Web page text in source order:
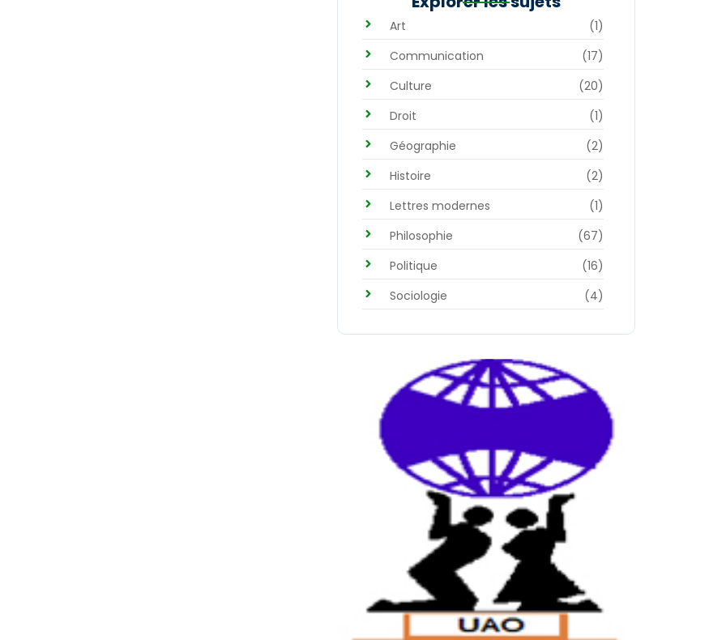
Art
(1)
Communication
(17)
Culture
(20)
Droit
(1)
Géographie
(2)
Histoire
(2)
Lettres modernes
(1)
Philosophie
(67)
Politique
(16)
Sociologie
(4)